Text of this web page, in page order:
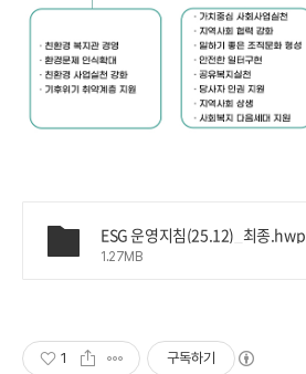
ESG 운영지침(25.12)_최종.hwp
1.27MB
1 구독하기